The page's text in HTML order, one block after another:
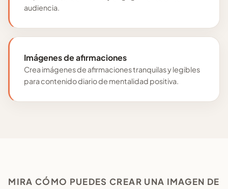
audiencia.
Imágenes de afirmaciones
Crea imágenes de afirmaciones tranquilas y legibles
para contenido diario de mentalidad positiva.
MIRA CÓMO PUEDES CREAR UNA IMAGEN DE